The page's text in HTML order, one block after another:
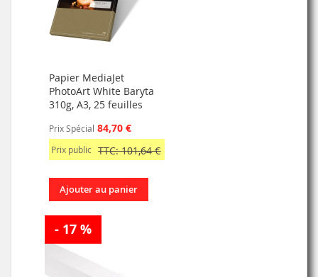
Papier MediaJet
PhotoArt White Baryta
310g, A3, 25 feuilles
Prix Spécial 84,70 €
Prix public TTC: 101,64 €
Ajouter au panier
- 17 %